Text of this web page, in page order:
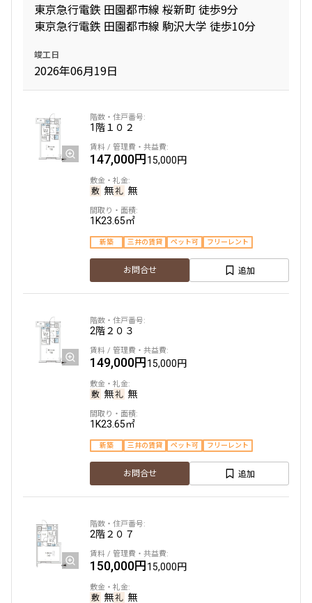
1.0ヶ月 無
お問合せ 追加
2階 203
184,000円
1.0ヶ月
1LDK32.49㎡
お問合せ 追加
3階 303
187,000円
1.0ヶ月
1LDK32.49㎡
お問合せ 追加
1階 102
195,000円
東京急行電鉄 田園都市線 桜新町 徒歩9分
東京急行電鉄 田園都市線 駒沢大学 徒歩10分
竣工日
2026年06月19日
1階１０２
147,000円15,000円
無 無
1K23.65㎡
新築 三井の賃貸 ペット可 フリーレント
お問合せ 追加
2階２０３
149,000円15,000円
無 無
1K23.65㎡
新築 三井の賃貸 ペット可 フリーレント
お問合せ 追加
2階２０７
150,000円15,000円
無 無